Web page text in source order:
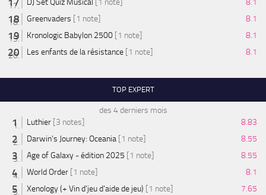
DJ Set Quiz Musical [1 note]
8.1
Greenvaders [1 note]
8.1
Kronologic Babylon 2500 [1 note]
8.1
Les enfants de la résistance [1 note] 8.1
TOP EXPERT
des 4 derniers mois
Luthier [3 notes]
8.83
Darwin's Journey: Oceania [1 note]
8.55
Age of Galaxy - édition 2025 [1 note]
8.55
World Order [1 note]
8.1
Xenology (+ Vin d'jeu d'aide de jeu) [1 note]
7.65